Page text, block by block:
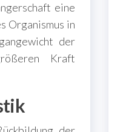
eine
Organismus in
der
Kraft